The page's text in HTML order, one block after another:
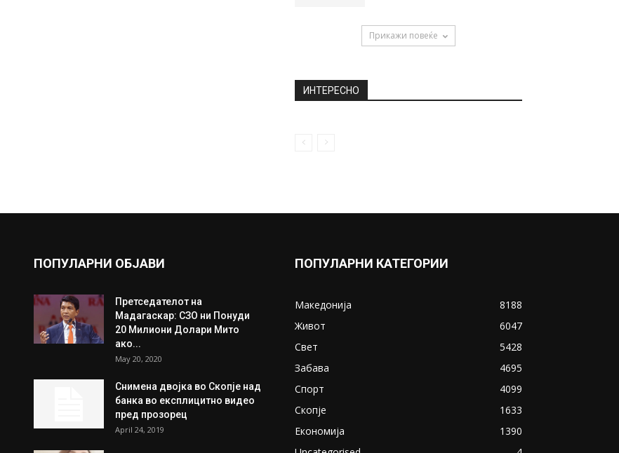
Прикажи повеќе
ИНТЕРЕСНО
ПОПУЛАРНИ ОБЈАВИ
Претседателот на
Мадагаскар: СЗО ни Понуди
20 Милиони Долари Мито
ако...
May 20, 2020
Снимена двојка во Скопје над
банка во експлицитно видео
пред прозорец
April 24, 2019
ПОПУЛАРНИ КАТЕГОРИИ
Македонија
8188
Живот
6047
Свет
5428
Забава
4695
Спорт
4099
Скопје
1633
Економија
1390